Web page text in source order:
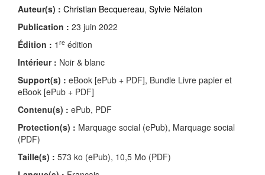
Auteur(s) : Christian Becquereau, Sylvie Nélaton
Publication : 23 juin 2022
Édition : 1 re édition
Intérieur : Noir & blanc
Support(s) : eBook [ePub + PDF], Bundle Livre papier et
eBook [ePub + PDF]
Contenu(s) : ePub, PDF
Protection(s) : Marquage social (ePub), Marquage social
(PDF)
Taille(s) : 573 ko (ePub), 10,5 Mo (PDF)